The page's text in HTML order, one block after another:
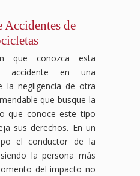
Accidentes de
que conozca esta
accidente en una
la negligencia de otra
que busque la
que conoce este tipo
sus derechos. En un
el conductor de la
la persona más
del impacto no